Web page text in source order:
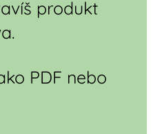
produkt
PDF nebo